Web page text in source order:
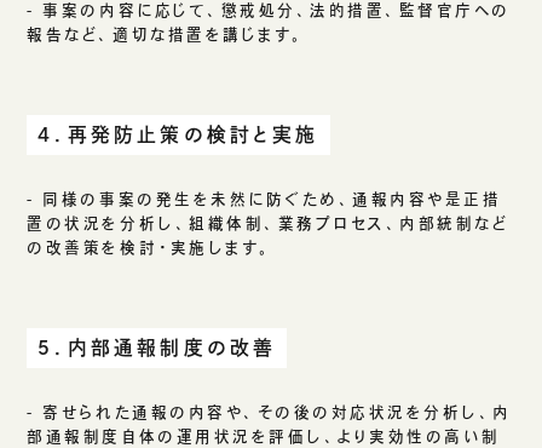
- 事案の内容に応じて、懲戒処分、法的措置、監督官庁への
報告など、適切な措置を講じます。
４．再発防止策の検討と実施
- 同様の事案の発生を未然に防ぐため、通報内容や是正措
置の状況を分析し、組織体制、業務プロセス、内部統制など
の改善策を検討・実施します。
５．内部通報制度の改善
- 寄せられた通報の内容や、その後の対応状況を分析し、内
部通報制度自体の運用状況を評価し、より実効性の高い制